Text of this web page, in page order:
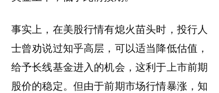
事实上，在美股行情有熄火苗头时，投行人
士曾劝说过知乎高层，可以适当降低估值，
给予长线基金进入的机会，这利于上市前期
股价的稳定。但由于前期市场行情暴涨，知